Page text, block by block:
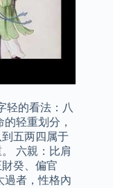
轻的看法：八
轻重划分，
五两四属于
六親：比肩
癸、偏官
過者，性格內